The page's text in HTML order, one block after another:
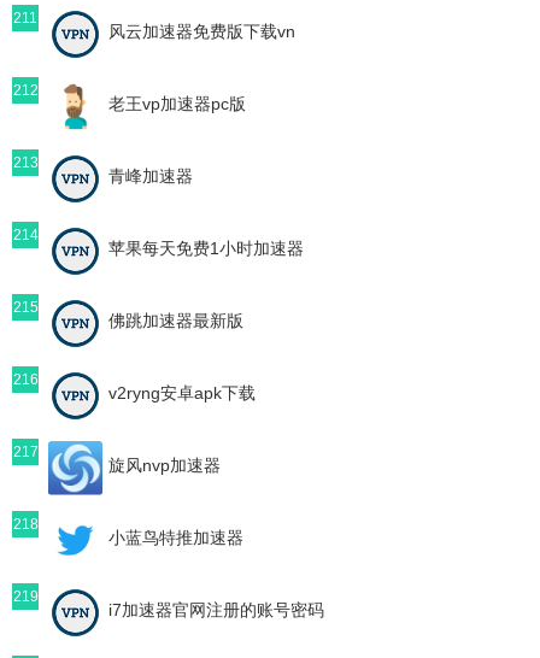
211
风云加速器免费版下载vn
212
老王vp加速器pc版
213
青峰加速器
214
苹果每天免费1小时加速器
215
佛跳加速器最新版
216
v2ryng安卓apk下载
217
旋风nvp加速器
218
小蓝鸟特推加速器
219
i7加速器官网注册的账号密码